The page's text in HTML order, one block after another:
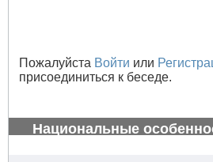
Пожалуйста Войти или
присоединиться к беседе.
Национальные